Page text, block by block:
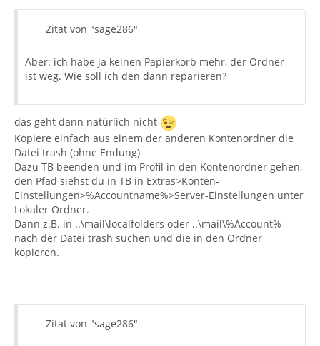
Zitat von "sage286"
Aber: ich habe ja keinen Papierkorb mehr, der Ordner
ist weg. Wie soll ich den dann reparieren?
das geht dann natürlich nicht
Kopiere einfach aus einem der anderen Kontenordner die
Datei trash (ohne Endung)
Dazu TB beenden und im Profil in den Kontenordner gehen,
den Pfad siehst du in TB in Extras>Konten-
Einstellungen>%Accountname%>Server-Einstellungen unter
Lokaler Ordner.
Dann z.B. in ..\mail\localfolders oder ..\mail\%Account%
nach der Datei trash suchen und die in den Ordner
kopieren.
Zitat von "sage286"